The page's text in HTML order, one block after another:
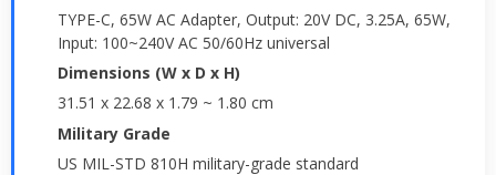
TYPE-C, 65W AC Adapter, Output: 20V DC, 3.25A, 65W,
Input: 100~240V AC 50/60Hz universal
Dimensions (W x D x H)
31.51 x 22.68 x 1.79 ~ 1.80 cm
Military Grade
US MIL-STD 810H military-grade standard